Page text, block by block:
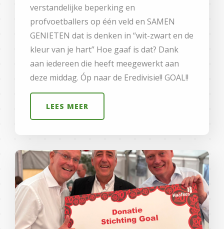
verstandelijke beperking en
profvoetballers op één veld en SAMEN
GENIETEN dat is denken in “wit-zwart en de
kleur van je hart” Hoe gaaf is dat? Dank
aan iedereen die heeft meegewerkt aan
deze middag. Óp naar de Eredivisie!! GOAL!!
LEES MEER